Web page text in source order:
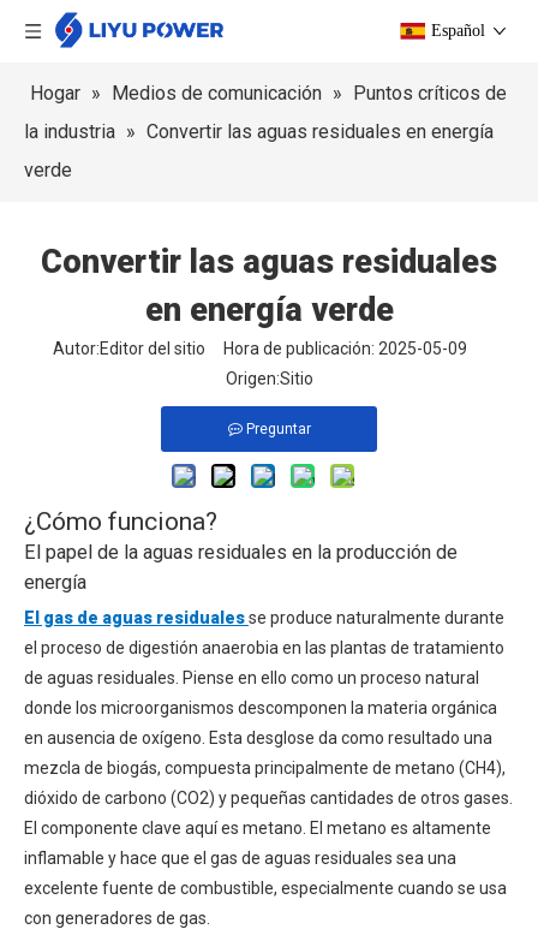
Español
Hogar » Medios de comunicación » Puntos críticos de
la industria » Convertir las aguas residuales en energía
verde
Convertir las aguas residuales
en energía verde
Autor:Editor del sitio Hora de publicación: 2025-05-09
Origen:Sitio
Preguntar
¿Cómo funciona?
El papel de la aguas residuales en la producción de
energía
El gas de aguas residualesse produce naturalmente durante
el proceso de digestión anaerobia en las plantas de tratamiento
de aguas residuales. Piense en ello como un proceso natural
donde los microorganismos descomponen la materia orgánica
en ausencia de oxígeno. Esta desglose da como resultado una
mezcla de biogás, compuesta principalmente de metano (CH4),
dióxido de carbono (CO2) y pequeñas cantidades de otros gases.
El componente clave aquí es metano. El metano es altamente
inflamable y hace que el gas de aguas residuales sea una
excelente fuente de combustible, especialmente cuando se usa
con generadores de gas.